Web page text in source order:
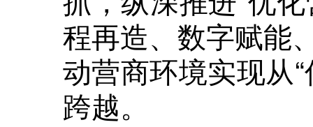
程再造、数字赋能
动营商环境实现从“
跨越。